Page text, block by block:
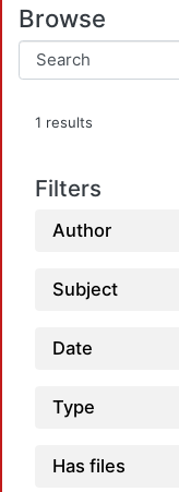
Browse
1 results
Filters
Author
Subject
Date
Type
Has files